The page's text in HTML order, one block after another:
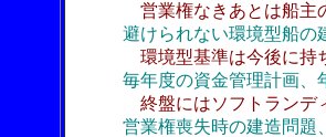
営業権なきあとは船主
避けられない環境型船の
環境型基準は今後に持
毎年度の資金管理計画、
終盤にはソフトランデ
営業権喪失時の建造問題